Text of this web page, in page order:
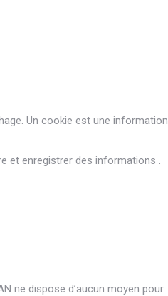
Un cookie est une information
et enregistrer des informations .
ne dispose d’aucun moyen pour